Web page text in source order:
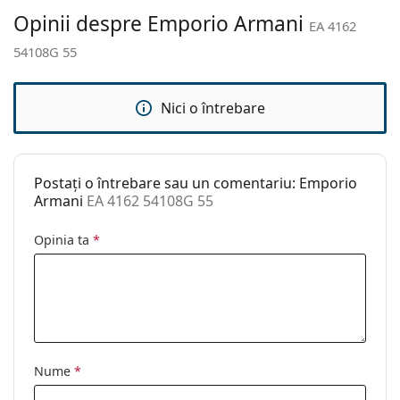
Suport:
Da
Lavetă pentru
curățat:
Brand:
Emporio Armani
Utilizare:
Cod:
Opinii despre Emporio Armani EA 4162
54108G 55
Nici o întrebare
Postați o întrebare sau un comentariu: Emporio
Armani EA 4162 54108G 55
Opinia ta *
Nume *